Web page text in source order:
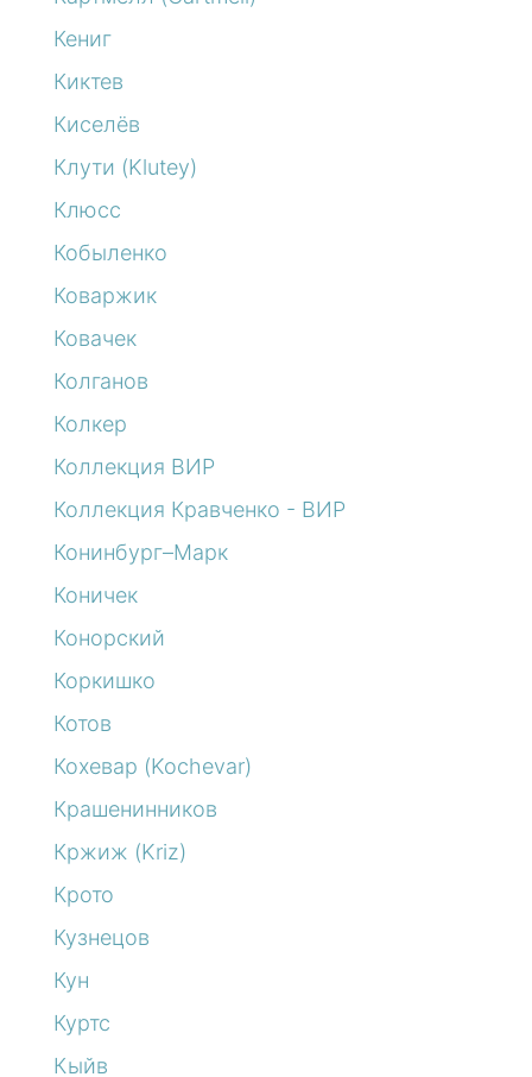
Кениг
Киктев
Киселёв
Клути (Klutey)
Клюсс
Кобыленко
Коваржик
Ковачек
Колганов
Колкер
Коллекция ВИР
Коллекция Кравченко - ВИР
Конинбург–Марк
Коничек
Конорский
Коркишко
Котов
Кохевар (Kochevar)
Крашенинников
Кржиж (Kriz)
Крото
Кузнецов
Кун
Куртс
Кыйв